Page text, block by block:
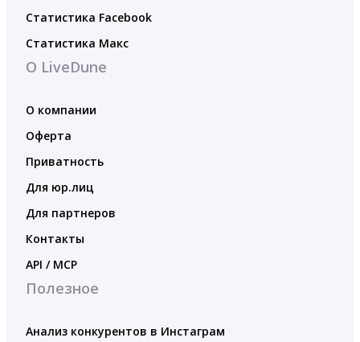
Статистика Facebook
Статистика Макс
О LiveDune
О компании
Оферта
Приватность
Для юр.лиц
Для партнеров
Контакты
API / MCP
Полезное
Анализ конкурентов в Инстаграм